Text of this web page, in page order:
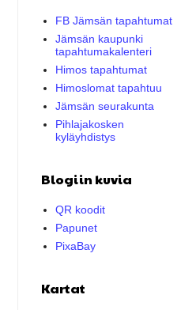
FB Jämsän tapahtumat
Jämsän kaupunki
tapahtumakalenteri
Himos tapahtumat
Himoslomat tapahtuu
Jämsän seurakunta
Pihlajakosken
kyläyhdistys
Blogiin kuvia
QR koodit
Papunet
PixaBay
Kartat